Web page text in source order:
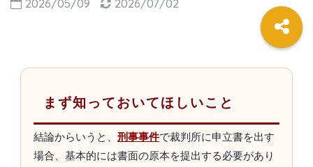
2026/05/09 2026/07/02
まず知っておいてほしいこと
結論からいうと、 刑事事件で裁判所に申立書を出す
場合、基本的には書面の原本を提出する必要があり